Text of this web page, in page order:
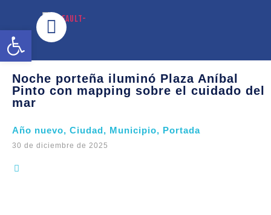
Noche porteña iluminó Plaza Aníbal
Pinto con mapping sobre el cuidado del
mar
Año nuevo, Ciudad, Municipio, Portada
30 de diciembre de 2025
Abrir barra de herramientas